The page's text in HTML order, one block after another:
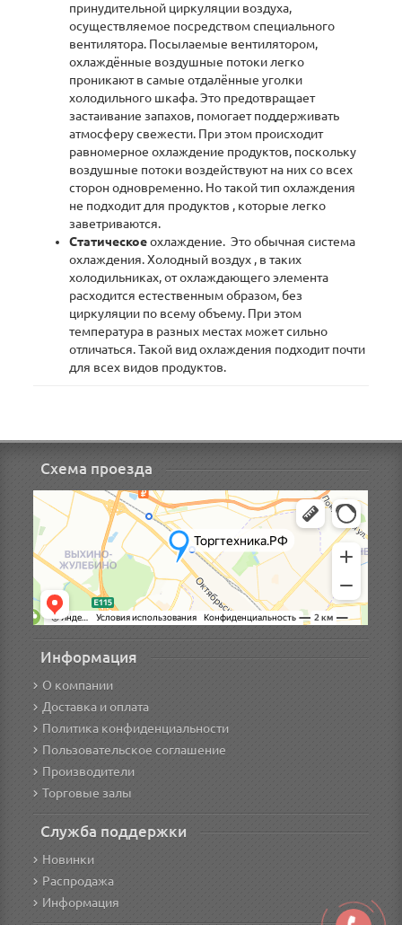
принудительной циркуляции воздуха,
осуществляемое посредством специального
вентилятора. Посылаемые вентилятором,
охлаждённые воздушные потоки легко
проникают в самые отдалённые уголки
холодильного шкафа. Это предотвращает
застаивание запахов, помогает поддерживать
атмосферу свежести. При этом происходит
равномерное охлаждение продуктов, поскольку
воздушные потоки воздействуют на них со всех
сторон одновременно. Но такой тип охлаждения
не подходит для продуктов , которые легко
заветриваются.
Статическоеохлаждение. Это обычная система
охлаждения. Холодный воздух , в таких
холодильниках, от охлаждающего элемента
расходится естественным образом, без
циркуляции по всему объему. При этом
температура в разных местах может сильно
отличаться. Такой вид охлаждения подходит почти
для всех видов продуктов.
Схема проезда
Информация
О компании
Доставка и оплата
Политика конфиденциальности
Пользовательское соглашение
Производители
Торговые залы
Служба поддержки
Новинки
Распродажа
Информация